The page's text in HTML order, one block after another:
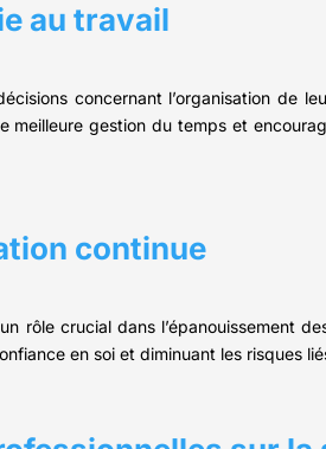
au travail
concernant l’organisation
meilleure gestion du temps et
continue
rôle crucial dans l’épanouissement
en soi et diminuant les risques